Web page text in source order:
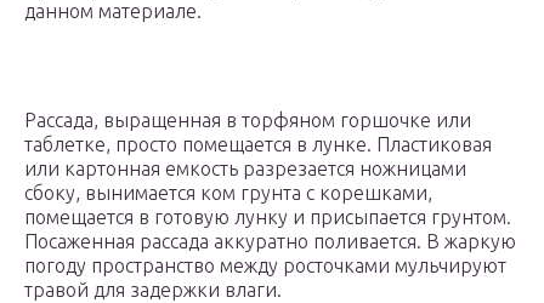
данном материале.
Рассада, выращенная в торфяном горшочке или
таблетке, просто помещается в лунке. Пластиковая
или картонная емкость разрезается ножницами
сбоку, вынимается ком грунта с корешками,
помещается в готовую лунку и присыпается грунтом.
Посаженная рассада аккуратно поливается. В жаркую
погоду пространство между росточками мульчируют
травой для задержки влаги.